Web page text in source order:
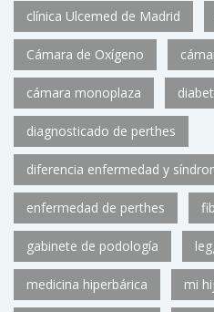
clínica Ulcemed de Madrid
Cámara de Oxígeno
cámara monoplaza
diagnosticado de perthes
diferencia enfermedad y
enfermedad de perthes
gabinete de podología
medicina hiperbárica mi